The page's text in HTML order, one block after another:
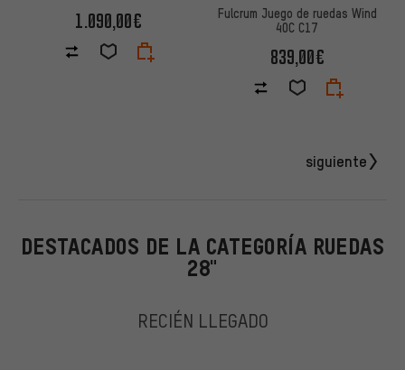
1.090,00€
Fulcrum Juego de ruedas Wind
40C C17
839,00€
siguiente
DESTACADOS DE LA CATEGORÍA RUEDAS
28"
RECIÉN LLEGADO